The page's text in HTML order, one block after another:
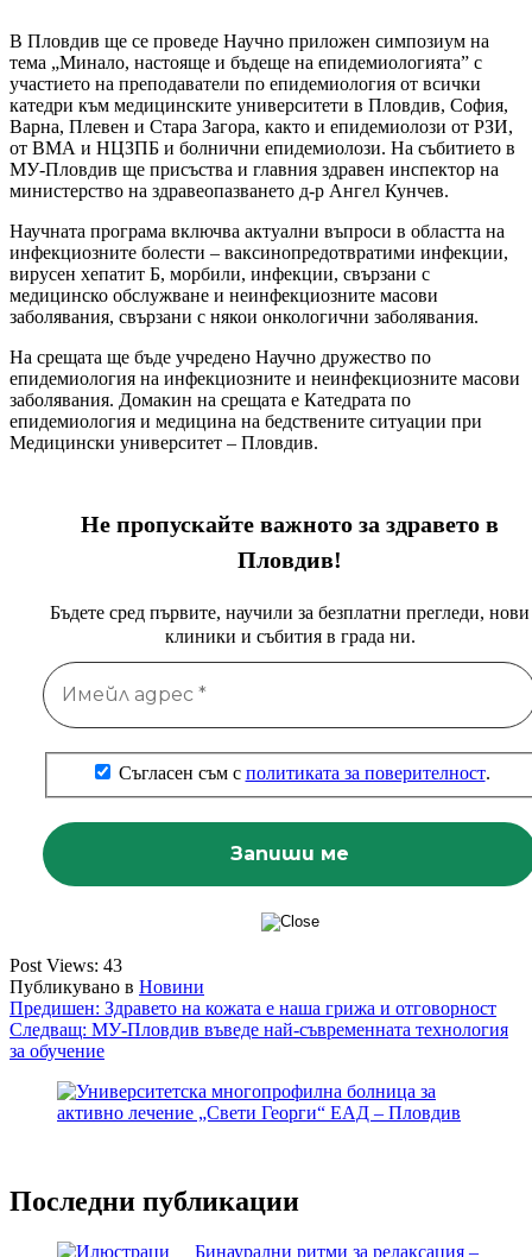
В Пловдив ще се проведе Научно приложен симпозиум на
тема „Минало, настояще и бъдеще на епидемиологията” с
участието на преподаватели по епидемиология от всички
катедри към медицинските университети в Пловдив, София,
Варна, Плевен и Стара Загора, както и епидемиолози от РЗИ,
от ВМА и НЦЗПБ и болнични епидемиолози. На събитието в
МУ-Пловдив ще присъства и главния здравен инспектор на
министерство на здравеопазването д-р Ангел Кунчев.
Научната програма включва актуални въпроси в областта на
инфекциозните болести – ваксинопредотвратими инфекции,
вирусен хепатит Б, морбили, инфекции, свързани с
медицинско обслужване и неинфекциозните масови
заболявания, свързани с някои онкологични заболявания.
На срещата ще бъде учредено Научно дружество по
епидемиология на инфекциозните и неинфекциозните масови
заболявания. Домакин на срещата е Катедрата по
епидемиология и медицина на бедствените ситуации при
Медицински университет – Пловдив.
Не пропускайте важното за здравето в
Пловдив!
Бъдете сред първите, научили за безплатни прегледи, нови
клиники и събития в града ни.
Съгласен съм с политиката за поверителност.
Post Views: 43
Публикувано в Новини
Навигация
Предишен: Здравето на кожата е наша грижа и отговорност
Следващ: МУ-Пловдив въведе най-съвременната технология
за обучение
Последни публикации
Бинаурални ритми за релаксация –